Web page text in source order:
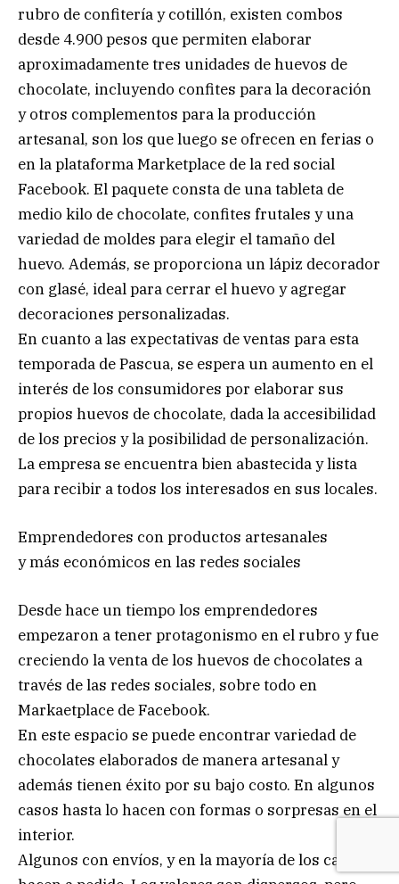
rubro de confitería y cotillón, existen combos
desde 4.900 pesos que permiten elaborar
aproximadamente tres unidades de huevos de
chocolate, incluyendo confites para la decoración
y otros complementos para la producción
artesanal, son los que luego se ofrecen en ferias o
en la plataforma Marketplace de la red social
Facebook. El paquete consta de una tableta de
medio kilo de chocolate, confites frutales y una
variedad de moldes para elegir el tamaño del
huevo. Además, se proporciona un lápiz decorador
con glasé, ideal para cerrar el huevo y agregar
decoraciones personalizadas.
En cuanto a las expectativas de ventas para esta
temporada de Pascua, se espera un aumento en el
interés de los consumidores por elaborar sus
propios huevos de chocolate, dada la accesibilidad
de los precios y la posibilidad de personalización.
La empresa se encuentra bien abastecida y lista
para recibir a todos los interesados en sus locales.
Emprendedores con productos artesanales
y más económicos en las redes sociales
Desde hace un tiempo los emprendedores
empezaron a tener protagonismo en el rubro y fue
creciendo la venta de los huevos de chocolates a
través de las redes sociales, sobre todo en
Markaetplace de Facebook.
En este espacio se puede encontrar variedad de
chocolates elaborados de manera artesanal y
además tienen éxito por su bajo costo. En algunos
casos hasta lo hacen con formas o sorpresas en el
interior.
Algunos con envíos, y en la mayoría de los casos lo